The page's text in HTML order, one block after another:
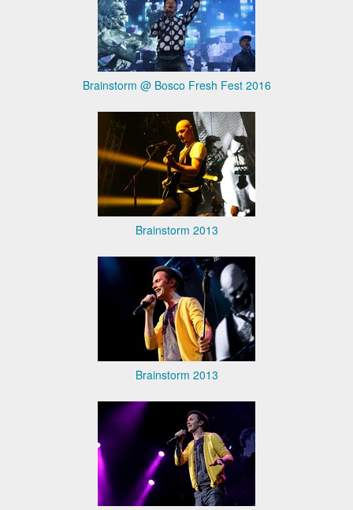
Brainstorm @ Bosco Fresh Fest 2016
Brainstorm 2013
Brainstorm 2013